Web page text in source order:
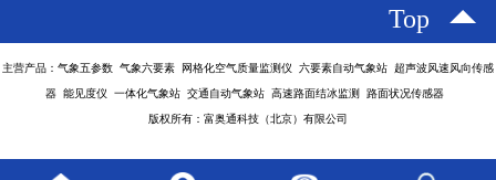
Top
主营产品：气象五参数 气象六要素 网格化空气质量监测仪 六要素自动气象站 超声波风速风向传感
器 能见度仪 一体化气象站 交通自动气象站 高速路面结冰监测 路面状况传感器
版权所有：富奥通科技（北京）有限公司